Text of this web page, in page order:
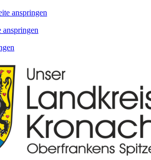
anspringen
anspringen